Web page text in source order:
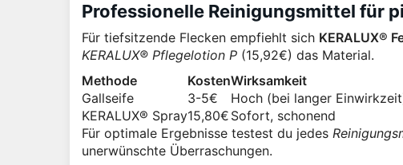
Professionelle Reinigungsmittel für
Für tiefsitzende Flecken empfiehlt sich KERALUX®
KERALUX® Pflegelotion P (15,92€) das Material.
Methode
KostenWirksamkeit
Gallseife
3-5€
Hoch (bei langer
KERALUX® Spray15,80€ Sofort, schonend
Für optimale Ergebnisse testest du jedes
unerwünschte Überraschungen.